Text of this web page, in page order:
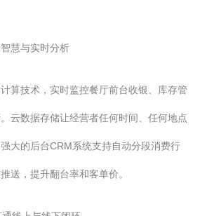
慧与实时分析
算技术，实时监控餐厅前台收银、库存管
云数据存储让经营者任何时间、任何地点
大的后台CRM系统支持自动分段消费行
送，提升翻台率和客单价。